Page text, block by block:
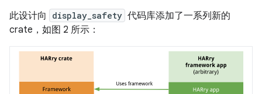
此设计向 display_safety 代码库添加了一系列新的
crate，如图 2 所示：